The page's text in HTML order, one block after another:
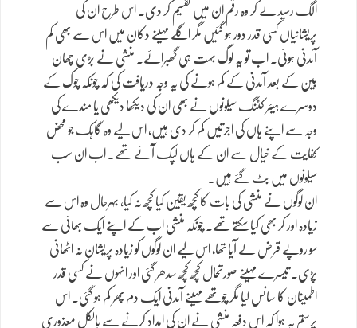
الگ رسید لے کر وہ رقم ان میں تقسیم کر دی۔ اس طرح ان کی
پریشانیاں کسی قدر دور ہو گئیں مگر اگلے مہینے دکان میں اس سے بھی کم
آمدنی ہوئی۔ اب تو یہ لوگ بہت ہی گھبرائے۔ منشی نے بڑی چھان
بین کے بعد آمدنی کے کم ہونے کی یہ وجہ دریافت کی کہ چونکہ چوک کے
دوسرے ہیئر کٹنگ سیلونوں نے بھی ان کی دیکھا دیکھی یا مندے کی
وجہ سے اپنے ہاں کی اجرتیں کم کر دی ہیں، اس لیے وہ گاہک جو محض
کفایت کے خیال سے ان کے ہاں لپک آئے تھے۔ اب ان سب
سیلونوں میں بٹ گئے ہیں۔
ان لوگوں نے منشی کی بات کا کچھ یقین کیا کچھ نہ کیا، بہرحال وہ اس سے
زیادہ اور کر بھی کیا سکتے تھے۔ چونکہ منشی اب کے اپنے ایک بھائی سے
سو روپے قرض لے آیا تھا، اس لیے ان لوگوں کو زیادہ پریشان نہ اٹھانی
پڑی۔ تیسرے مہینے صورتحال کچھ کچھ سدھر گئی اور انہوں نے کسی قدر
اطمینان کا سانس لیا مگر چوتھے مہینے آمدنی ایک دم پھر کم ہو گئی۔ اس
پرستم یہ ہوا کہ اس دفعہ منشی نے ان کی امداد کرنے سے بالکل معذوری